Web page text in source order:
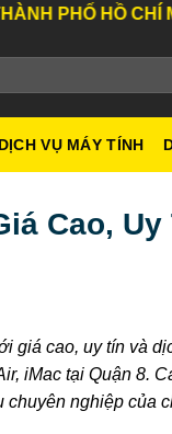
MINH
DỊCH VỤ MÁY TÍNH
Cao,
giá cao, uy tín và
iMac tại Quận 8.
nghiệp của